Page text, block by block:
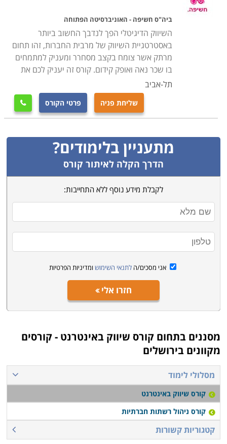
ביה"ס חשיפה - האוניברסיטה הפתוחה
השיווק הדיגיטלי הפך לנדבך החשוב ביותר
באסטרטגיית השיווק של מרבית החברות, זהו תחום
מרתק אשר צומח בקצב מסחרר ומעניק למתמחים
בו שכר נאה ואופק קידום. קורס זה יעניק לכם את
תל-אביב
שליחת פניה פרטי הקורס 
מתעניין בלימודים?
הדרך הקלה לאיתור קורס
לקבלת מידע נוסף ללא התחייבות:
אני מסכים/ה לתנאי השימוש ומדיניות הפרטיות
חזרו אלי
מסננים בתחום קורס שיווק באינטרנט - קורסים
מקוונים בירושלים
מסלולי לימוד
קורס שיווק באינטרנט
קורס ניהול רשתות חברתיות
קטגוריות קשורות